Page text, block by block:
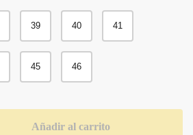
39 40 41
45 46
Añadir al carrito